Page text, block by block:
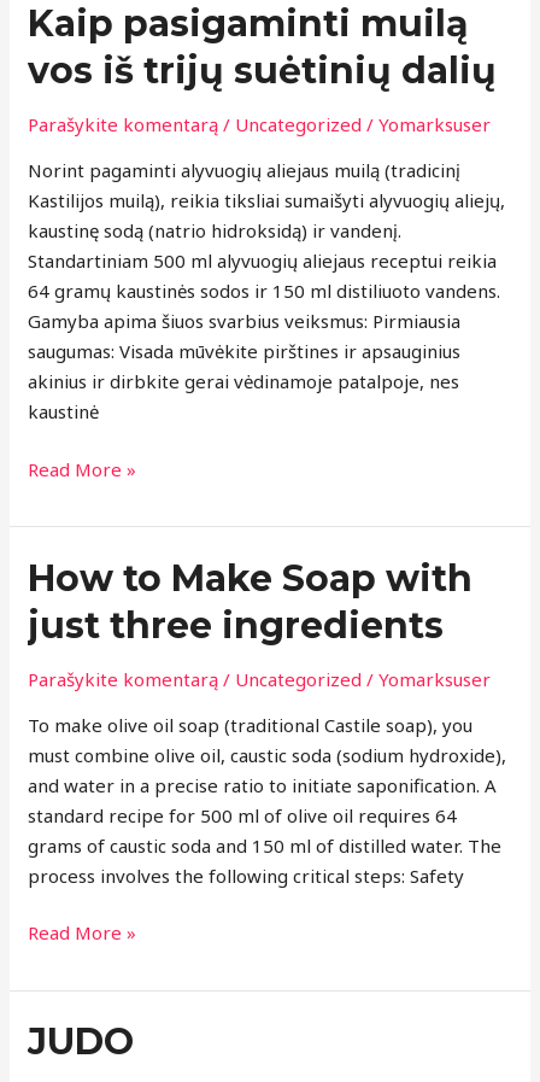
Kaip pasigaminti muilą
vos iš trijų suėtinių dalių
Parašykite komentarą / Uncategorized /Yomarksuser
Norint pagaminti alyvuogių aliejaus muilą (tradicinį
Kastilijos muilą), reikia tiksliai sumaišyti alyvuogių aliejų,
kaustinę sodą (natrio hidroksidą) ir vandenį.
Standartiniam 500 ml alyvuogių aliejaus receptui reikia
64 gramų kaustinės sodos ir 150 ml distiliuoto vandens.
Gamyba apima šiuos svarbius veiksmus: Pirmiausia
saugumas: Visada mūvėkite pirštines ir apsauginius
akinius ir dirbkite gerai vėdinamoje patalpoje, nes
kaustinė
Kaip
pasigaminti
muilą
iš
trijų
suėtinių
dalių
Read More »
How to Make Soap with
just three ingredients
Parašykite komentarą / Uncategorized /Yomarksuser
To make olive oil soap (traditional Castile soap), you
must combine olive oil, caustic soda (sodium hydroxide),
and water in a precise ratio to initiate saponification. A
standard recipe for 500 ml of olive oil requires 64
grams of caustic soda and 150 ml of distilled water. The
process involves the following critical steps: Safety
How
to
Make
with
just
three
ingredients
Read More »
JUDO
JUDO